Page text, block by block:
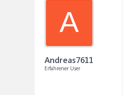
A
Andreas7611
Erfahrener User